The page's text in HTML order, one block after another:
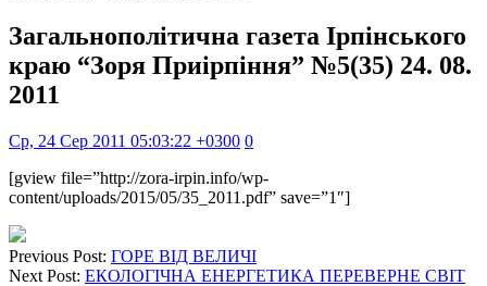
Загальнополітична газета Ірпінського
краю “Зоря Приірпіння” №5(35) 24. 08.
2011
Ср, 24 Сер 2011 05:03:22 +0300 0
[gview file=”http://zora-irpin.info/wp-
content/uploads/2015/05/35_2011.pdf” save=”1″]
Previous Post: ГОРЕ ВІД ВЕЛИЧІ
Next Post: ЕКОЛОГІЧНА ЕНЕРГЕТИКА ПЕРЕВЕРНЕ СВІТ